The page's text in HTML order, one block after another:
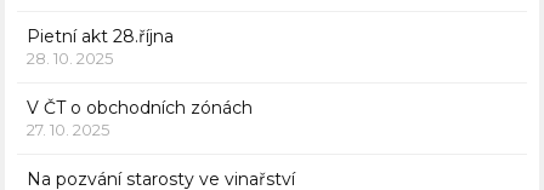
Pietní akt 28.října
28. 10. 2025
V ČT o obchodních zónách
27. 10. 2025
Na pozvání starosty ve vinařství